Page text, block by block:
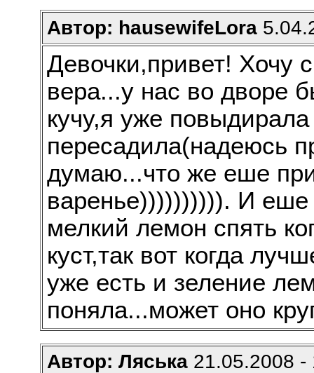
Автор: hausewifeLora
Девочки,привет! Хочу
вера...у нас во дворе
кучу,я уже повыдирала
пересадила(надеюсь
думаю...что же еше
варенье)))))))))). И еше
мелкий лемон спять
куст,так вот когда
уже есть и зеление
поняла...может оно
Автор: Ляська21.05.2008 -